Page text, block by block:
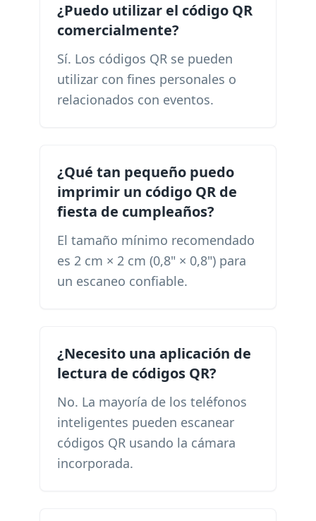
¿Puedo utilizar el código QR
comercialmente?
Sí. Los códigos QR se pueden
utilizar con fines personales o
relacionados con eventos.
¿Qué tan pequeño puedo
imprimir un código QR de
fiesta de cumpleaños?
El tamaño mínimo recomendado
es 2 cm × 2 cm (0,8" × 0,8") para
un escaneo confiable.
¿Necesito una aplicación de
lectura de códigos QR?
No. La mayoría de los teléfonos
inteligentes pueden escanear
códigos QR usando la cámara
incorporada.